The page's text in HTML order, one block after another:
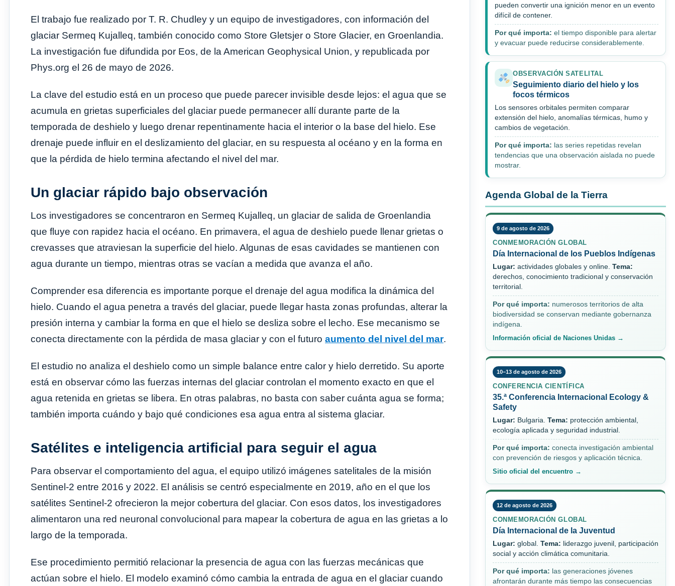
El trabajo fue realizado por T. R. Chudley y un equipo de investigadores, con información del
glaciar Sermeq Kujalleq, también conocido como Store Gletsjer o Store Glacier, en Groenlandia.
La investigación fue difundida por Eos, de la American Geophysical Union, y republicada por
Phys.org el 26 de mayo de 2026.
La clave del estudio está en un proceso que puede parecer invisible desde lejos: el agua que se
acumula en grietas superficiales del glaciar puede permanecer allí durante parte de la
temporada de deshielo y luego drenar repentinamente hacia el interior o la base del hielo. Ese
drenaje puede influir en el deslizamiento del glaciar, en su respuesta al océano y en la forma en
que la pérdida de hielo termina afectando el nivel del mar.
Un glaciar rápido bajo observación
Los investigadores se concentraron en Sermeq Kujalleq, un glaciar de salida de Groenlandia
que fluye con rapidez hacia el océano. En primavera, el agua de deshielo puede llenar grietas o
crevasses que atraviesan la superficie del hielo. Algunas de esas cavidades se mantienen con
agua durante un tiempo, mientras otras se vacían a medida que avanza el año.
Comprender esa diferencia es importante porque el drenaje del agua modifica la dinámica del
hielo. Cuando el agua penetra a través del glaciar, puede llegar hasta zonas profundas, alterar la
presión interna y cambiar la forma en que el hielo se desliza sobre el lecho. Ese mecanismo se
conecta directamente con la pérdida de masa glaciar y con el futuro aumento del nivel del mar.
El estudio no analiza el deshielo como un simple balance entre calor y hielo derretido. Su aporte
está en observar cómo las fuerzas internas del glaciar controlan el momento exacto en que el
agua retenida en grietas se libera. En otras palabras, no basta con saber cuánta agua se forma;
también importa cuándo y bajo qué condiciones esa agua entra al sistema glaciar.
Satélites e inteligencia artificial para seguir el agua
Para observar el comportamiento del agua, el equipo utilizó imágenes satelitales de la misión
Sentinel-2 entre 2016 y 2022. El análisis se centró especialmente en 2019, año en el que los
satélites Sentinel-2 ofrecieron la mejor cobertura del glaciar. Con esos datos, los investigadores
alimentaron una red neuronal convolucional para mapear la cobertura de agua en las grietas a lo
largo de la temporada.
Ese procedimiento permitió relacionar la presencia de agua con las fuerzas mecánicas que
actúan sobre el hielo. El modelo examinó cómo cambia la entrada de agua en el glaciar cuando
pueden convertir una ignición menor en un evento
difícil de contener.
Por qué importa: el tiempo disponible para alertar
y evacuar puede reducirse considerablemente.
OBSERVACIÓN SATELITAL
Seguimiento diario del hielo y los
focos térmicos
Los sensores orbitales permiten comparar
extensión del hielo, anomalías térmicas, humo y
cambios de vegetación.
Por qué importa: las series repetidas revelan
tendencias que una observación aislada no puede
mostrar.
Agenda Global de la Tierra
9 de agosto de 2026
CONMEMORACIÓN GLOBAL
Día Internacional de los Pueblos Indígenas
Lugar: actividades globales y online. Tema:
derechos, conocimiento tradicional y conservación
territorial.
Por qué importa: numerosos territorios de alta
biodiversidad se conservan mediante gobernanza
indígena.
Información oficial de Naciones Unidas →
10–13 de agosto de 2026
CONFERENCIA CIENTÍFICA
35.ª Conferencia Internacional Ecology &
Safety
Lugar: Bulgaria. Tema: protección ambiental,
ecología aplicada y seguridad industrial.
Por qué importa: conecta investigación ambiental
con prevención de riesgos y aplicación técnica.
Sitio oficial del encuentro →
12 de agosto de 2026
CONMEMORACIÓN GLOBAL
Día Internacional de la Juventud
Lugar: global. Tema: liderazgo juvenil, participación
social y acción climática comunitaria.
Por qué importa: las generaciones jóvenes
afrontarán durante más tiempo las consecuencias